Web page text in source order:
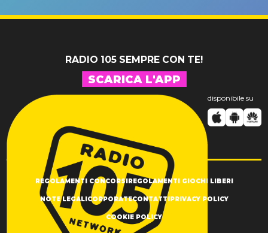
RADIO 105 SEMPRE CON TE!
SCARICA L'APP
disponibile su
REGOLAMENTI CONCORSIREGOLAMENTI GIOCHI LIBERI
NOTE LEGALICORPORATECONTATTIPRIVACY POLICY
COOKIE POLICY